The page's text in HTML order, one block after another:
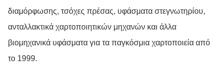
διαμόρφωσης, τσόχες πρέσας, υφάσματα στεγνωτηρίου,
ανταλλακτικά χαρτοποιητικών μηχανών και άλλα
βιομηχανικά υφάσματα για τα παγκόσμια χαρτοποιεία από
το 1999.